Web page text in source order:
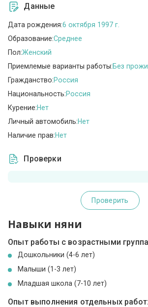
Данные
Дата рождения:6 октября 1997 г.
Образование:Среднее
Пол:Женский
Приемлемые варианты работы:Без
Гражданство:Россия
Национальность:Россия
Курение:Нет
Личный автомобиль:Нет
Наличие прав:Нет
Проверки
Проверить
Навыки няни
Опыт работы с возрастными
Дошкольники (4-6 лет)
Малыши (1-3 лет)
Младшая школа (7-10 лет)
Опыт выполнения отдельных работ: